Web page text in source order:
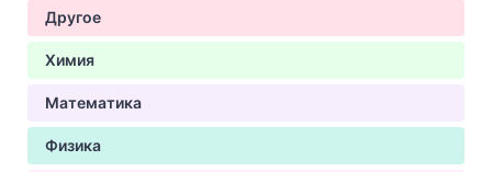
Другое
Химия
Математика
Физика